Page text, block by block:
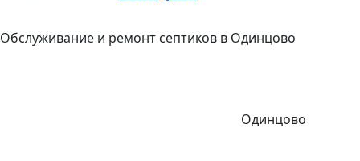
Обслуживание и ремонт септиков в Одинцово
Одинцово